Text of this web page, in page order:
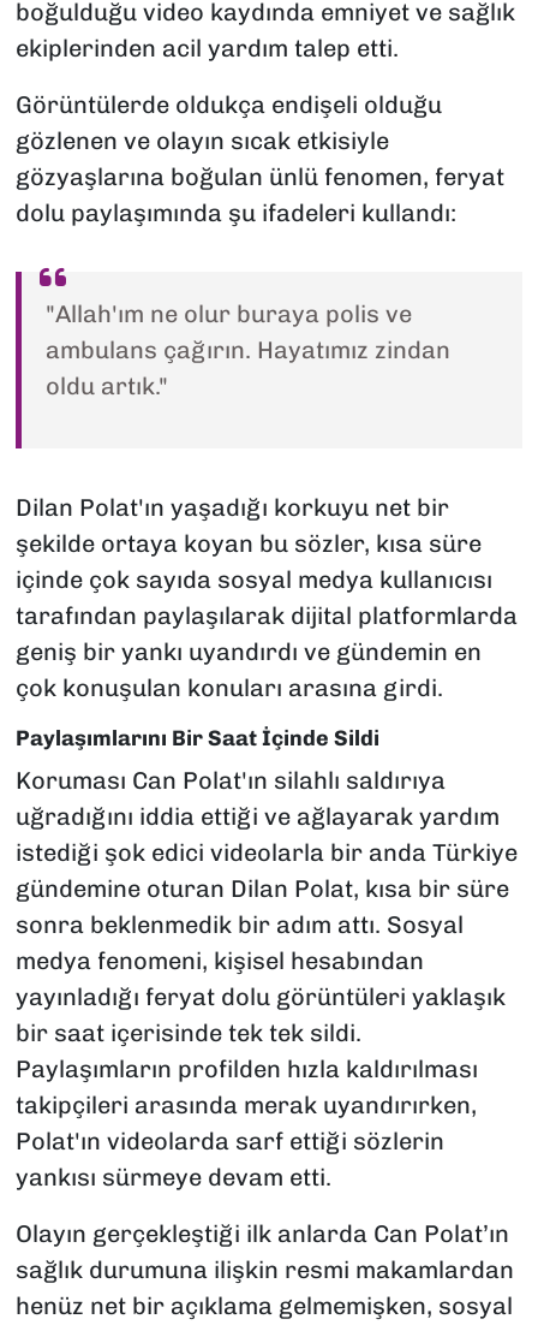
boğulduğu video kaydında emniyet ve sağlık
ekiplerinden acil yardım talep etti.
Görüntülerde oldukça endişeli olduğu
gözlenen ve olayın sıcak etkisiyle
gözyaşlarına boğulan ünlü fenomen, feryat
dolu paylaşımında şu ifadeleri kullandı:
"Allah'ım ne olur buraya polis ve
ambulans çağırın. Hayatımız zindan
oldu artık."
Dilan Polat'ın yaşadığı korkuyu net bir
şekilde ortaya koyan bu sözler, kısa süre
içinde çok sayıda sosyal medya kullanıcısı
tarafından paylaşılarak dijital platformlarda
geniş bir yankı uyandırdı ve gündemin en
çok konuşulan konuları arasına girdi.
Paylaşımlarını Bir Saat İçinde Sildi
Koruması Can Polat'ın silahlı saldırıya
uğradığını iddia ettiği ve ağlayarak yardım
istediği şok edici videolarla bir anda Türkiye
gündemine oturan Dilan Polat, kısa bir süre
sonra beklenmedik bir adım attı. Sosyal
medya fenomeni, kişisel hesabından
yayınladığı feryat dolu görüntüleri yaklaşık
bir saat içerisinde tek tek sildi.
Paylaşımların profilden hızla kaldırılması
takipçileri arasında merak uyandırırken,
Polat'ın videolarda sarf ettiği sözlerin
yankısı sürmeye devam etti.
Olayın gerçekleştiği ilk anlarda Can Polat’ın
sağlık durumuna ilişkin resmi makamlardan
henüz net bir açıklama gelmemişken, sosyal